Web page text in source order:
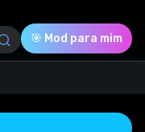
🎯 Mod para mim